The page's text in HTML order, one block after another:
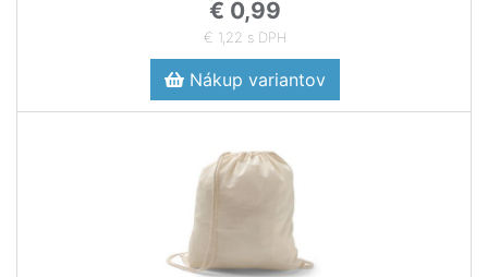
€ 0,99
€ 1,22 s DPH
Nákup variantov